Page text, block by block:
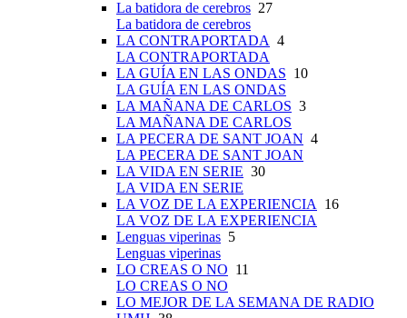
La batidora de cerebros 27
La batidora de cerebros
LA CONTRAPORTADA 4
LA CONTRAPORTADA
LA GUÍA EN LAS ONDAS 10
LA GUÍA EN LAS ONDAS
LA MAÑANA DE CARLOS 3
LA MAÑANA DE CARLOS
LA PECERA DE SANT JOAN 4
LA PECERA DE SANT JOAN
LA VIDA EN SERIE 30
LA VIDA EN SERIE
LA VOZ DE LA EXPERIENCIA
16
LA VOZ DE LA EXPERIENCIA
Lenguas viperinas 5
Lenguas viperinas
LO CREAS O NO 11
LO CREAS O NO
LO MEJOR DE LA SEMANA DE RADIO